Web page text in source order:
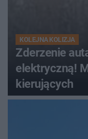
KOLEJNA KOLIZJA
Zderzenie
elektryczną!
kierujących